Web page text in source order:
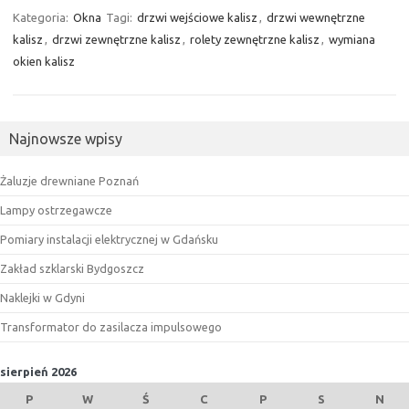
Kategoria: Okna Tagi: drzwi wejściowe kalisz , drzwi wewnętrzne
kalisz , drzwi zewnętrzne kalisz , rolety zewnętrzne kalisz , wymiana
okien kalisz
Najnowsze wpisy
Żaluzje drewniane Poznań
Lampy ostrzegawcze
Pomiary instalacji elektrycznej w Gdańsku
Zakład szklarski Bydgoszcz
Naklejki w Gdyni
Transformator do zasilacza impulsowego
sierpień 2026
P W Ś C P S N